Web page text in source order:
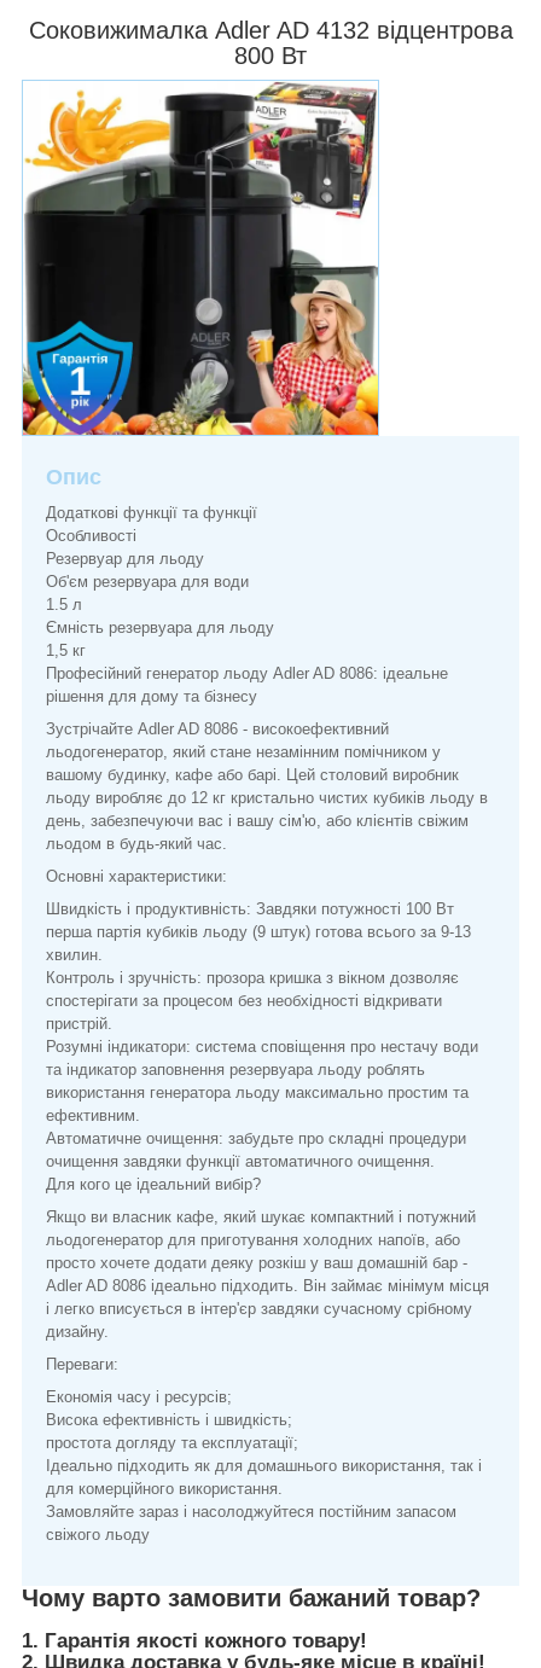
Соковижималка Adler AD 4132 відцентрова
800 Вт
Опис
Додаткові функції та функції
Особливості
Резервуар для льоду
Об'єм резервуара для води
1.5 л
Ємність резервуара для льоду
1,5 кг
Професійний генератор льоду Adler AD 8086: ідеальне
рішення для дому та бізнесу
Зустрічайте Adler AD 8086 - високоефективний
льодогенератор, який стане незамінним помічником у
вашому будинку, кафе або барі. Цей столовий виробник
льоду виробляє до 12 кг кристально чистих кубиків льоду в
день, забезпечуючи вас і вашу сім'ю, або клієнтів свіжим
льодом в будь-який час.
Основні характеристики:
Швидкість і продуктивність: Завдяки потужності 100 Вт
перша партія кубиків льоду (9 штук) готова всього за 9-13
хвилин.
Контроль і зручність: прозора кришка з вікном дозволяє
спостерігати за процесом без необхідності відкривати
пристрій.
Розумні індикатори: система сповіщення про нестачу води
та індикатор заповнення резервуара льоду роблять
використання генератора льоду максимально простим та
ефективним.
Автоматичне очищення: забудьте про складні процедури
очищення завдяки функції автоматичного очищення.
Для кого це ідеальний вибір?
Якщо ви власник кафе, який шукає компактний і потужний
льодогенератор для приготування холодних напоїв, або
просто хочете додати деяку розкіш у ваш домашній бар -
Adler AD 8086 ідеально підходить. Він займає мінімум місця
і легко вписується в інтер'єр завдяки сучасному срібному
дизайну.
Переваги:
Економія часу і ресурсів;
Висока ефективність і швидкість;
простота догляду та експлуатації;
Ідеально підходить як для домашнього використання, так і
для комерційного використання.
Замовляйте зараз і насолоджуйтеся постійним запасом
свіжого льоду
Чому варто замовити бажаний товар?
1. Гарантія якості кожного товару!
2. Швидка доставка у будь-яке місце в країні!